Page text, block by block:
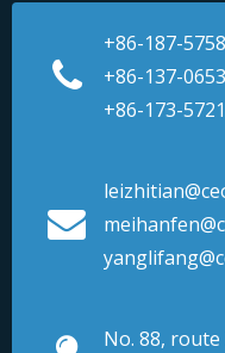
+86-187-
+86-137-
+86-173-
No. 88,